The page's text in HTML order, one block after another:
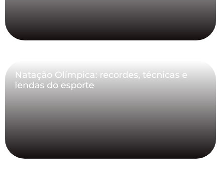
Natação Olímpica: recordes, técnicas e
lendas do esporte